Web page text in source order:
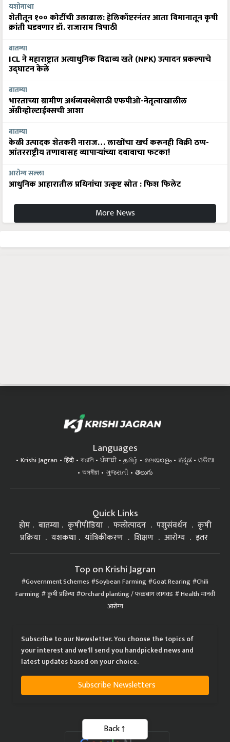
यशोगाथा
शेतीतून १०० कोटींची उलाढाल: हेलिकॉप्टरनंतर आता विमानातून कृषी
क्रांती घडवणार डॉ. राजाराम त्रिपाठी
बातम्या
ICL ने महाराष्ट्रात अत्याधुनिक विद्राव्य खते (NPK) उत्पादन प्रकल्पाचे
उद्घाटन केले
बातम्या
भारताच्या ग्रामीण अर्थव्यवस्थेसाठी एफपीओ-नेतृत्वाखालील
अ‍ॅग्रीव्होल्टाईक्सची आशा
बातम्या
केळी उत्पादक शेतकरी नाराज… लाखोंचा खर्च करूनही विक्री ठप्प-
आंतरराष्ट्रीय तणावासह व्यापाऱ्यांच्या दबावाचा फटका!
आरोग्य सल्ला
आधुनिक आहारातील प्रथिनांचा उत्कृष्ट स्रोत : फिश फिलेट
More News
Languages
Krishi Jagran हिंदी বাঙালি ਪੰਜਾਬੀ தமிழ் മലയാളം ಕನ್ನಡ
ଓଡିଆ
অসমীয়া
ગુજરાતી తెలుగు
Quick Links
होम बातम्या कृषीपीडिया फलोत्पादन पशुसंवर्धन
कृषी
प्रक्रिया
यशकथा यांत्रिकीकरण शिक्षण आरोग्य इतर
Top on Krishi Jagran
Government Schemes Soybean Farming Goat Rearing Chili
Farming कृषी प्रक्रिया Orchard planting / फळबाग लागवड Health मानवी
आरोग्य
Subscribe to our Newsletter. You choose the topics of
your interest and we'll send you handpicked news and
latest updates based on your choice.
Subscribe Newsletters
Back